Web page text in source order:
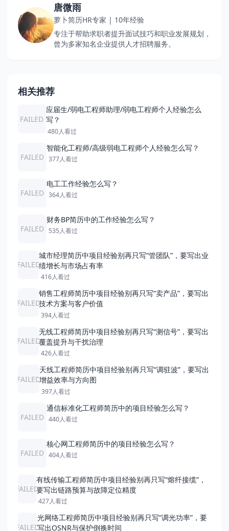
唐微雨
萝卜简历HR专家 | 10年经验
专注于帮助求职者提升面试技巧和职业发展规划，
曾为多家知名企业提供人才招聘服务。
相关推荐
FAILED
应届生/弱电工程师助理/弱电工程师个人经验怎么
写？
480人看过
FAILED
智能化工程师/高级弱电工程师个人经验怎么写？
377人看过
FAILED
电工工作经验怎么写？
364人看过
FAILED
财务BP简历中的工作经验怎么写？
535人看过
FAILED
城市经理简历中项目经验别再只写“管团队”，要写出业
绩增长与市场占有率
416人看过
FAILED
销售工程师简历中项目经验别再只写“卖产品”，要写出
技术方案与客户价值
394人看过
FAILED
无线工程师简历中项目经验别再只写“测信号”，要写出
覆盖提升与干扰治理
426人看过
FAILED
天线工程师简历中项目经验别再只写“调驻波”，要写出
增益效率与方向图
397人看过
FAILED
通信标准化工程师简历中的项目经验怎么写？
440人看过
FAILED
核心网工程师简历中的项目经验怎么写？
404人看过
FAILED
有线传输工程师简历中项目经验别再只写“熔纤接缆”，
要写出链路预算与故障定位精度
427人看过
FAILED
光网络工程师简历中项目经验别再只写“调光功率”，要
写出OSNR与保护倒换时间